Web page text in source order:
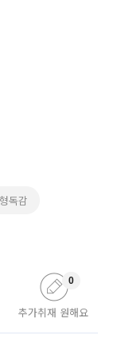
독감
추가취재 원해요
0